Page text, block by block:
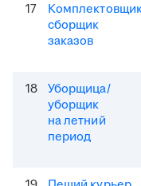
17
сборщик
заказов
18
Уборщица/
уборщик
на летний
период